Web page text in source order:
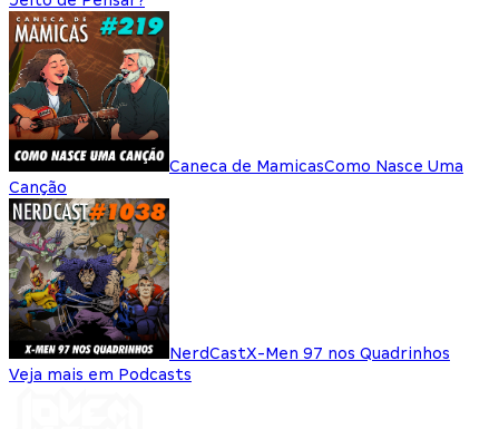
Caneca de MamicasComo Nasce Uma
Canção
NerdCastX-Men 97 nos Quadrinhos
Veja mais em Podcasts